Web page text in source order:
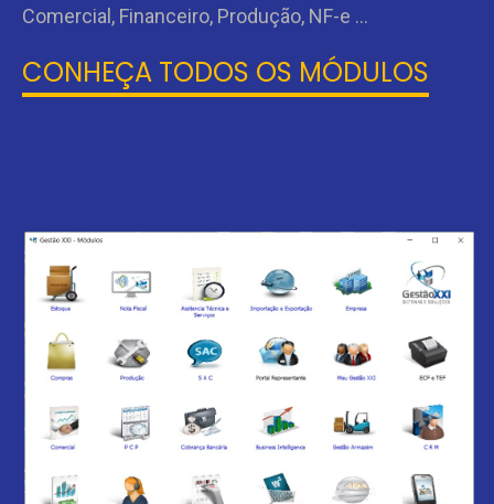
Comercial, Financeiro, Produção, NF-e ...
CONHEÇA TODOS OS MÓDULOS